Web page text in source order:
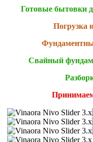
Готовые бытовки
Погрузка
Свайный
Принимаем